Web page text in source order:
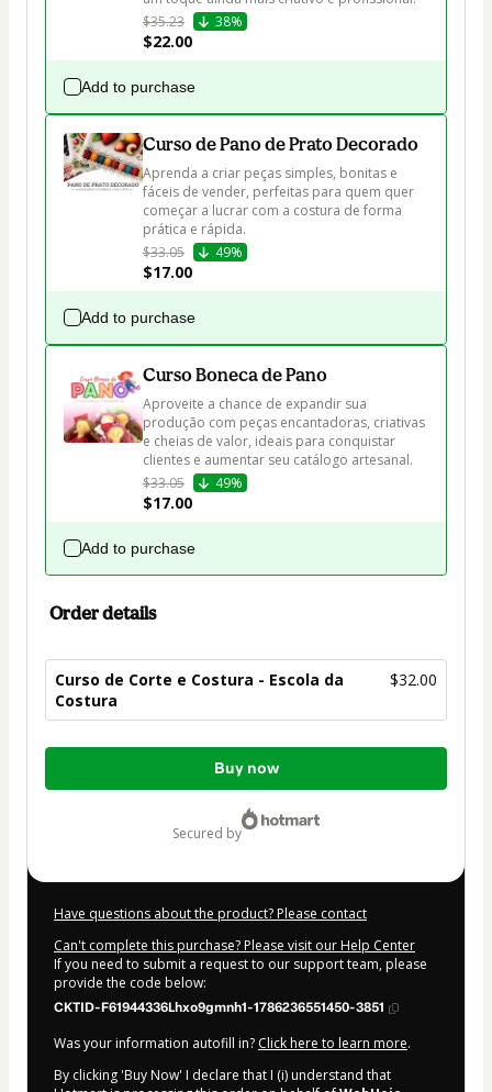
$35.23
38%
$22.00
Add to purchase
Curso de Pano de Prato Decorado
Aprenda a criar peças simples, bonitas e
fáceis de vender, perfeitas para quem quer
começar a lucrar com a costura de forma
prática e rápida.
$33.05
49%
$17.00
Add to purchase
Curso Boneca de Pano
Aproveite a chance de expandir sua
produção com peças encantadoras, criativas
e cheias de valor, ideais para conquistar
clientes e aumentar seu catálogo artesanal.
$33.05
49%
$17.00
Add to purchase
Order details
Curso de Corte e Costura - Escola da
Costura
$32.00
Total
Buy now
secured by
Have questions about the product? Please contact
Can't complete this purchase? Please visit our Help Center
If you need to submit a request to our support team, please
provide the code below:
CKTID-F61944336Lhxo9gmnh1-1786236551450-3851
Was your information autofill in? Click here to learn more.
By clicking 'Buy Now' I declare that I (i) understand that